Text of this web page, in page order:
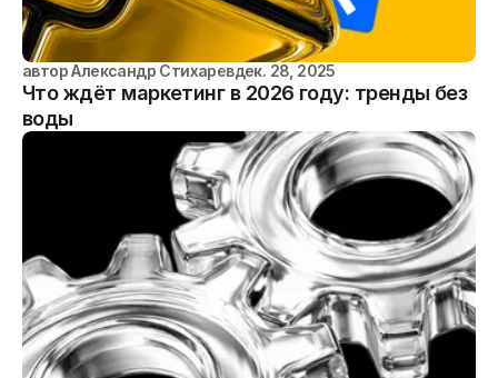
автор Александр Стихаревдек. 28, 2025
Что ждёт маркетинг в 2026 году: тренды без
воды